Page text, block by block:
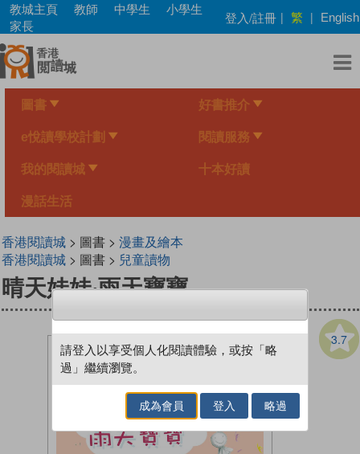
Skip
main
content
教城主頁 教師 中學生
小學生
家長
登入/註冊 | 繁 | English
圖書 好書推介
e悅讀學校計劃 閱讀服務
我的閱讀城 十本好讀
漫話生活
香港閱讀城> 圖書 > 漫畫及繪本
香港閱讀城> 圖書 > 兒童讀物
晴天娃娃‧雨天寶寶
3.7
請登入以享受個人化閱讀體驗，或按「略
過」繼續瀏覽。
成為會員 登入 略過